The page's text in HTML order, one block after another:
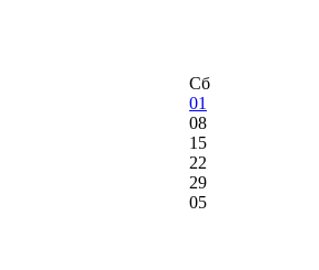
Сб
01
08
15
22
29
05